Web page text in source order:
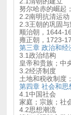
努尔哈赤的崛起
2.2南明抗清运动
2.3王朝的巩固与
顺治朝，1644-
雍正朝，1723-
第三章 政治和经
3.1政治结构
皇帝和贵族；中
3.2经济制度
土地和税收制度
第四章 社会和思
4.1中国社会
家庭；宗族；社
4.2思想潮流